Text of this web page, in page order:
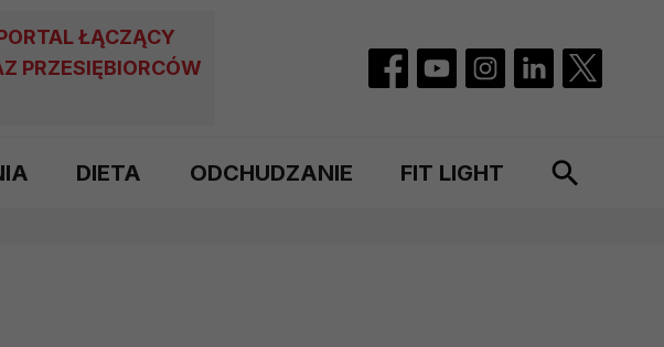
ŁĄCZĄCY
PRZESIĘBIORCÓW
DIETA ODCHUDZANIE FIT LIGHT